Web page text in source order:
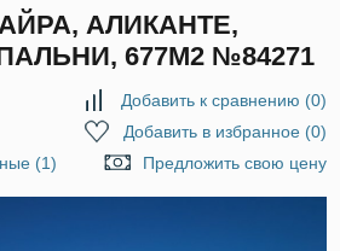
АЛИКАНТЕ,
677М2 №84271
Добавить к сравнению (0)
Добавить в избранное(0)
(1)
Предложить свою цену